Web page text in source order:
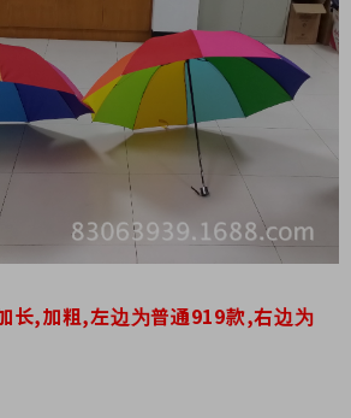
长,加粗,左边为普通919款,右边为